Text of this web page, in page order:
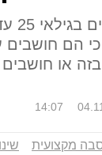
כי הם
או
14:07
מקצועית